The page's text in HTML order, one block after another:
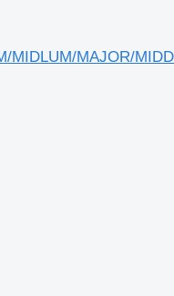
MIDLUM/MAJOR/